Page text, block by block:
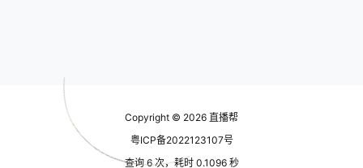
Copyright © 2026 直播帮
粤ICP备2022123107号
查询 6 次，耗时 0.1096 秒